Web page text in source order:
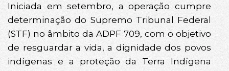
Iniciada em setembro, a operação cumpre
determinação do Supremo Tribunal Federal
(STF) no âmbito da ADPF 709, com o objetivo
de resguardar a vida, a dignidade dos povos
indígenas e a proteção da Terra Indígena